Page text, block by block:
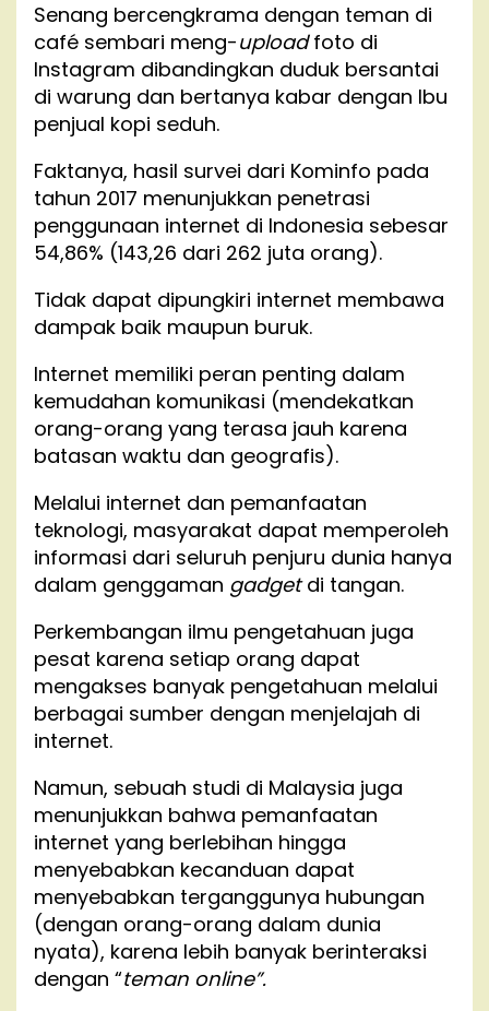
Senang bercengkrama dengan teman di
café sembari meng-uploadfoto di
Instagram dibandingkan duduk bersantai
di warung dan bertanya kabar dengan Ibu
penjual kopi seduh.
Faktanya, hasil survei dari Kominfo pada
tahun 2017 menunjukkan penetrasi
penggunaan internet di Indonesia sebesar
54,86% (143,26 dari 262 juta orang).
Tidak dapat dipungkiri internet membawa
dampak baik maupun buruk.
Internet memiliki peran penting dalam
kemudahan komunikasi (mendekatkan
orang-orang yang terasa jauh karena
batasan waktu dan geografis).
Melalui internet dan pemanfaatan
teknologi, masyarakat dapat memperoleh
informasi dari seluruh penjuru dunia hanya
dalam genggaman gadgetdi tangan.
Perkembangan ilmu pengetahuan juga
pesat karena setiap orang dapat
mengakses banyak pengetahuan melalui
berbagai sumber dengan menjelajah di
internet.
Namun, sebuah studi di Malaysia juga
menunjukkan bahwa pemanfaatan
internet yang berlebihan hingga
menyebabkan kecanduan dapat
menyebabkan terganggunya hubungan
(dengan orang-orang dalam dunia
nyata), karena lebih banyak berinteraksi
dengan “teman online”.